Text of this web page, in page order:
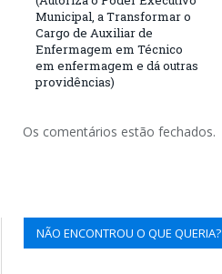
Municipal, a Transformar o
Cargo de Auxiliar de
Enfermagem em Técnico
em enfermagem e dá outras
providências)
Os comentários estão fechados.
NÃO ENCONTROU O QUE QUERIA?